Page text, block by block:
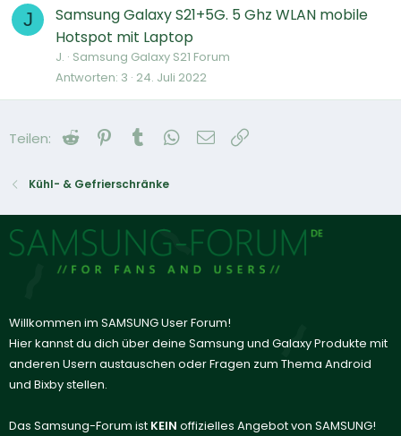
J
Samsung Galaxy S21+5G. 5 Ghz WLAN mobile
Hotspot mit Laptop
J. Samsung Galaxy S21 Forum
Antworten 3 24. Juli 2022
Teilen: Reddit Pinterest
Tumblr WhatsApp
E-Mail
Kühl- & Gefrierschränke
Willkommen im SAMSUNG User Forum!
Hier kannst du dich über deine Samsung und Galaxy Produkte mit
anderen Usern austauschen oder Fragen zum Thema Android
und Bixby stellen.
Das Samsung-Forum ist KEIN offizielles Angebot von SAMSUNG!